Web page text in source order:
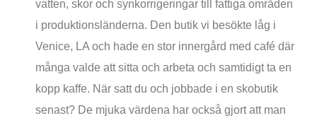
vatten, skor och synkorrigeringar till fattiga områden
i produktionsländerna. Den butik vi besökte låg i
Venice, LA och hade en stor innergård med café där
många valde att sitta och arbeta och samtidigt ta en
kopp kaffe. När satt du och jobbade i en skobutik
senast? De mjuka värdena har också gjort att man